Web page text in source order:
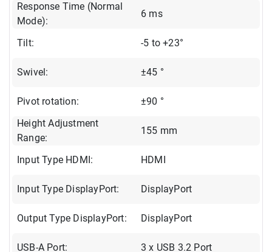
Response Time (Normal
Mode):
6 ms
Tilt: -5 to +23°
Swivel: ±45 °
Pivot rotation:
±90 °
Height Adjustment
Range:
155 mm
Input Type HDMI: HDMI
Input Type DisplayPort: DisplayPort
Output Type DisplayPort: DisplayPort
USB-A Port: 3 x USB 3.2 Port